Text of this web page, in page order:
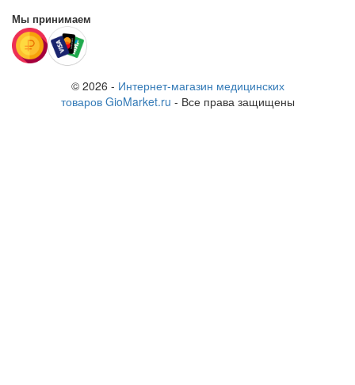
Мы принимаем
© 2026 - Интернет-магазин медицинских
товаров GioMarket.ru - Все права защищены